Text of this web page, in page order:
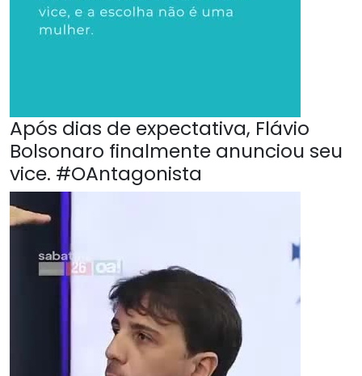
Após dias de expectativa, Flávio
Bolsonaro finalmente anunciou seu
vice. #OAntagonista